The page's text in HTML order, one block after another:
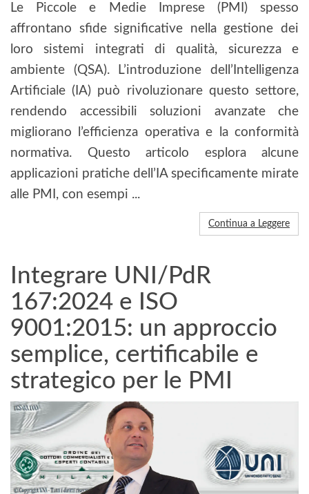
Le Piccole e Medie Imprese (PMI) spesso
affrontano sfide significative nella gestione dei
loro sistemi integrati di qualità, sicurezza e
ambiente (QSA). L’introduzione dell’Intelligenza
Artificiale (IA) può rivoluzionare questo settore,
rendendo accessibili soluzioni avanzate che
migliorano l’efficienza operativa e la conformità
normativa. Questo articolo esplora alcune
applicazioni pratiche dell’IA specificamente mirate
alle PMI, con esempi ...
Continua a Leggere
Integrare UNI/PdR
167:2024 e ISO
9001:2015: un approccio
semplice, certificabile e
strategico per le PMI